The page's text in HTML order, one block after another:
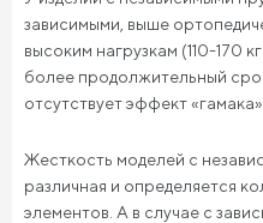
зависимыми, выше
высоким нагрузкам (110-170
более продолжительный
отсутствует эффект
Жесткость моделей с
различная и определяется
элементов. А в случае с